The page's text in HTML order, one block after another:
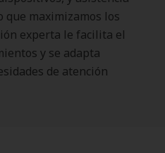
maximizamos los
experta le facilita el
y se adapta
de atención